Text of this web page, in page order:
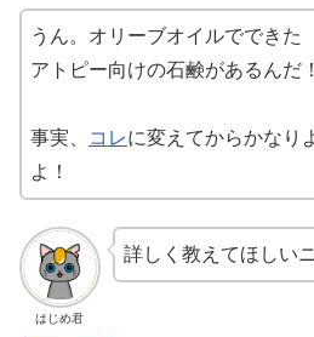
うん。オリーブオイルでできた
アトピー向けの石鹸があるんだ！
事実、 コレに変えてからかなり
よ！
はじめ君
詳しく教えてほしい